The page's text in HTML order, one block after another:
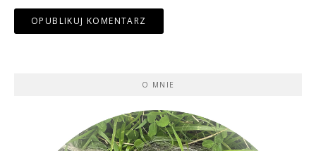
O MNIE